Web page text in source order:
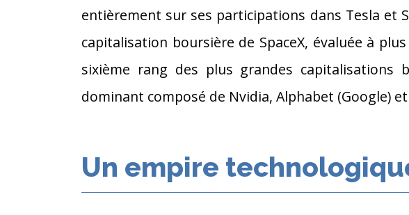
entièrement sur ses participations dans Tesla et
capitalisation boursière de SpaceX, évaluée à
sixième rang des plus grandes capitalisations
dominant composé de Nvidia, Alphabet (Google)
Un empire